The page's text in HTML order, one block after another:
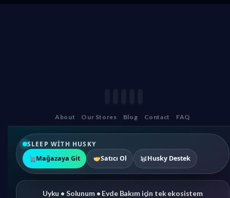
About Our Stores Blog Contact FAQ
SLEEP WITH HUSKY
Mağazaya Git
Satıcı Ol Husky Destek
Uyku • Solunum • Evde Bakım için tek ekosistem